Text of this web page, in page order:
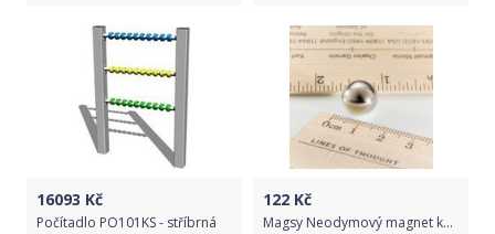
16093 Kč
Počítadlo PO101KS - stříbrná
122 Kč
Magsy Neodymový magnet koule pr. 13 N 80 °C, VMM10-N50 21050